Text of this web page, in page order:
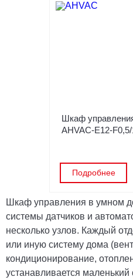
Шкаф
AHVAC-E12-
Подробнее
Шкаф управления в умном
системы датчиков и
несколько узлов. Каждый
или иную систему дома
кондиционирование,
устанавливается